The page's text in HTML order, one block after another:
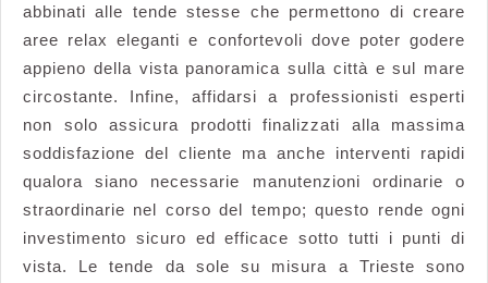
abbinati alle tende stesse che permettono di creare
aree relax eleganti e confortevoli dove poter godere
appieno della vista panoramica sulla città e sul mare
circostante. Infine, affidarsi a professionisti esperti
non solo assicura prodotti finalizzati alla massima
soddisfazione del cliente ma anche interventi rapidi
qualora siano necessarie manutenzioni ordinarie o
straordinarie nel corso del tempo; questo rende ogni
investimento sicuro ed efficace sotto tutti i punti di
vista. Le tende da sole su misura a Trieste sono